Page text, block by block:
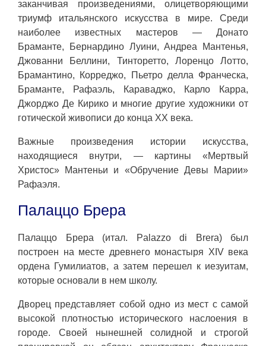
заканчивая произведениями, олицетворяющими
триумф итальянского искусства в мире. Среди
наиболее известных мастеров — Донато
Браманте, Бернардино Луини, Андреа Мантенья,
Джованни Беллини, Тинторетто, Лоренцо Лотто,
Брамантино, Корреджо, Пьетро делла Франческа,
Браманте, Рафаэль, Караваджо, Карло Карра,
Джорджо Де Кирико и многие другие художники от
готической живописи до конца XX века.
Важные произведения истории искусства,
находящиеся внутри, — картины «Мертвый
Христос» Мантеньи и «Обручение Девы Марии»
Рафаэля.
Палаццо Брера
Палаццо Брера (итал. Palazzo di Brera) был
построен на месте древнего монастыря XIV века
ордена Гумилиатов, а затем перешел к иезуитам,
которые основали в нем школу.
Дворец представляет собой одно из мест с самой
высокой плотностью исторического наслоения в
городе. Своей нынешней солидной и строгой